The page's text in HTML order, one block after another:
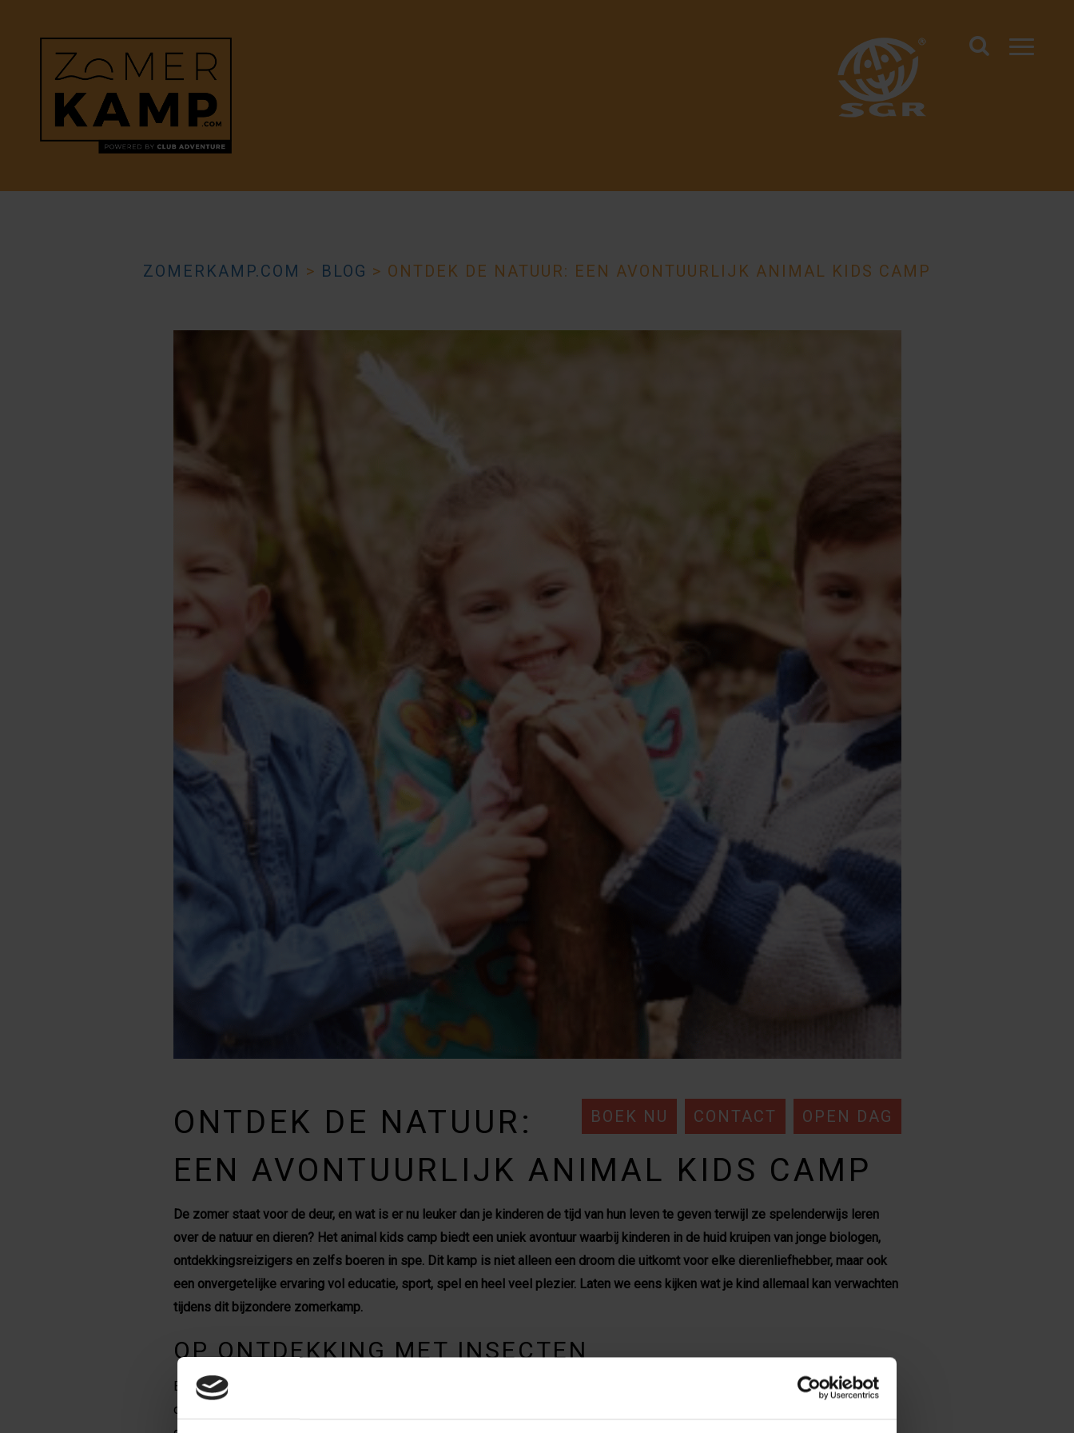
ZOMERKAMP.COM > BLOG > ONTDEK DE NATUUR: EEN AVONTUURLIJK ANIMAL KIDS CAMP
OPEN DAG
CONTACT
BOEK NU
ONTDEK DE NATUUR:
EEN AVONTUURLIJK ANIMAL KIDS CAMP
De zomer staat voor de deur, en wat is er nu leuker dan je kinderen de tijd van hun leven te geven terwijl ze spelenderwijs leren
over de natuur en dieren? Het animal kids camp biedt een uniek avontuur waarbij kinderen in de huid kruipen van jonge biologen,
ontdekkingsreizigers en zelfs boeren in spe. Dit kamp is niet alleen een droom die uitkomt voor elke dierenliefhebber, maar ook
een onvergetelijke ervaring vol educatie, sport, spel en heel veel plezier. Laten we eens kijken wat je kind allemaal kan verwachten
tijdens dit bijzondere zomerkamp.
OP ONTDEKKING MET INSECTEN
Ben je ooit gestopt om de kleine wereld onder onze voeten te bewonderen? Bij het
moedigen we kinderen aan
om als echte biologen de natuur in te duiken. Gewapend met vergrootglazen gaan we op insectenspeurtocht, op zoek naar de